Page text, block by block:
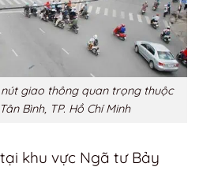
giao thông quan trọng thuộc
Bình, TP. Hồ Chí Minh
khu vực Ngã tư Bảy